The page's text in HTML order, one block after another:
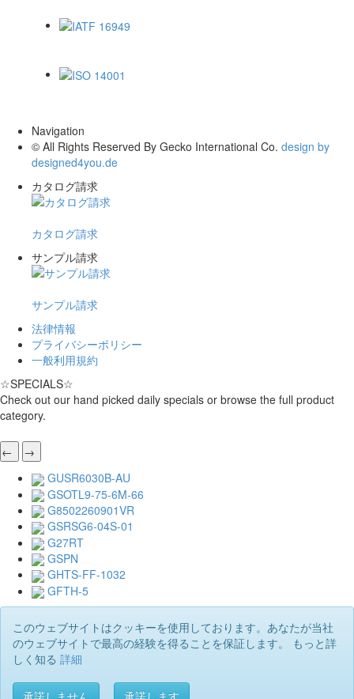
Navigation
© All Rights Reserved By Gecko International Co. design by
designed4you.de
カタログ請求
カタログ請求
サンプル請求
サンプル請求
法律情報
プライバシーポリシー
一般利用規約
☆SPECIALS☆
Check out our hand picked daily specials or browse the full product
category.
←
→
GUSR6030B-AU
GSOTL9-75-6M-66
G8502260901VR
GSRSG6-04S-01
G27RT
GSPN
GHTS-FF-1032
GFTH-5
このウェブサイトはクッキーを使用しております。あなたが当社
のウェブサイトで最高の経験を得ることを保証します。 もっと詳
しく知る 詳細
承諾しません 承諾します